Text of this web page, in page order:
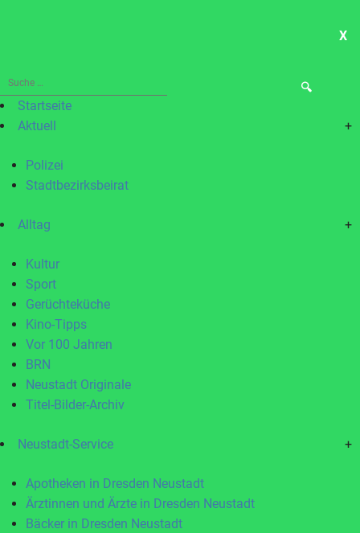
X
Suche
nach:Startseite
Aktuell
+
Polizei
Stadtbezirksbeirat
Alltag +
Kultur
Sport
Gerüchteküche
Kino-Tipps
Vor 100 Jahren
BRN
Neustadt Originale
Titel-Bilder-Archiv
Neustadt-Service +
Apotheken in Dresden Neustadt
Ärztinnen und Ärzte in Dresden Neustadt
Bäcker in Dresden Neustadt